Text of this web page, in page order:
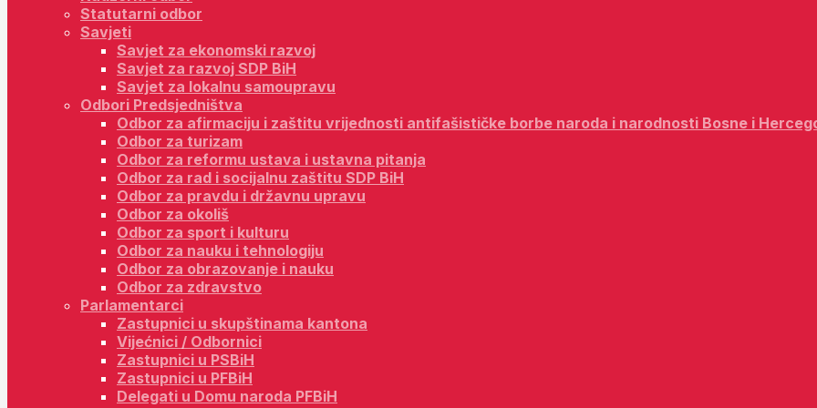
Statutarni odbor
Savjeti
Savjet za ekonomski razvoj
Savjet za razvoj SDP BiH
Savjet za lokalnu samoupravu
Odbori Predsjedništva
Odbor za afirmaciju i zaštitu vrijednosti antifašističke borbe naroda i narodnosti Bosne i
Odbor za turizam
Odbor za reformu ustava i ustavna pitanja
Odbor za rad i socijalnu zaštitu SDP BiH
Odbor za pravdu i državnu upravu
Odbor za okoliš
Odbor za sport i kulturu
Odbor za nauku i tehnologiju
Odbor za obrazovanje i nauku
Odbor za zdravstvo
Parlamentarci
Zastupnici u skupštinama kantona
Vijećnici / Odbornici
Zastupnici u PSBiH
Zastupnici u PFBiH
Delegati u Domu naroda PFBiH